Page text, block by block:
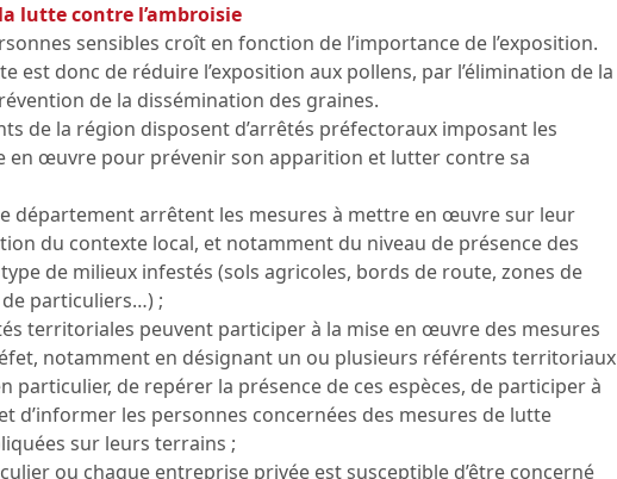
lutte contre l’ambroisie
sensibles croît en fonction de l’importance de l’exposition.
est donc de réduire l’exposition aux pollens, par l’élimination de la
de la dissémination des graines.
de la région disposent d’arrêtés préfectoraux imposant les
en œuvre pour prévenir son apparition et lutter contre sa
arrêtent les mesures à mettre en œuvre sur leur
du contexte local, et notamment du niveau de présence des
de milieux infestés (sols agricoles, bords de route, zones de
particuliers…) ;
territoriales peuvent participer à la mise en œuvre des mesures
notamment en désignant un ou plusieurs référents territoriaux
particulier, de repérer la présence de ces espèces, de participer à
d’informer les personnes concernées des mesures de lutte
sur leurs terrains ;
ou chaque entreprise privée est susceptible d’être concerné